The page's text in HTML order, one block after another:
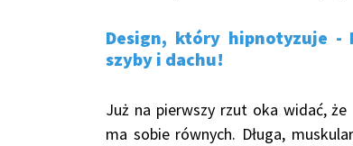
Design, który hipnotyzuje -
szyby i dachu!
Już na pierwszy rzut oka widać,
ma sobie równych. Długa,